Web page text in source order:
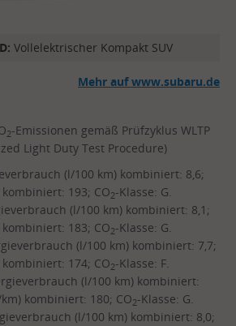
Vollelektrischer Kompakt SUV
Mehr auf www.subaru.de
2-Emissionen gemäß Prüfzyklus WLTP
Light Duty Test Procedure)
(l/100 km) kombiniert: 8,6;
193; CO2-Klasse: G.
(l/100 km) kombiniert: 8,1;
183; CO2-Klasse: G.
(l/100 km) kombiniert: 7,7;
174; CO2-Klasse: F.
(l/100 km) kombiniert:
kombiniert: 180; CO2-Klasse: G.
(l/100 km) kombiniert: 8,0;